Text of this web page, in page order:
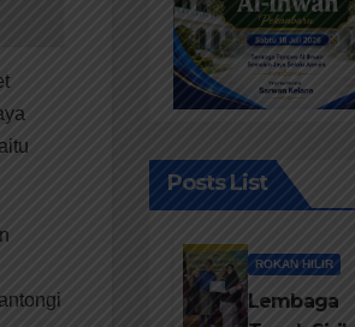
Posts List
ROKAN HILIR
Lembaga